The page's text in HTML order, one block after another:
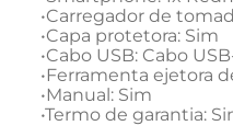
•Carregador de
•Capa protetora: Sim
•Cabo USB: Cabo
•Ferramenta ejetora
•Manual: Sim
•Termo de garantia: